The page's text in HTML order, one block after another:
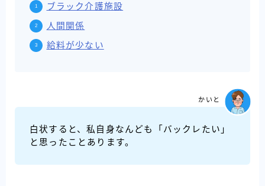
ブラック介護施設
人間関係
給料が少ない
白状すると、私自身なんども「バックレたい」
と思ったことあります。
かいと